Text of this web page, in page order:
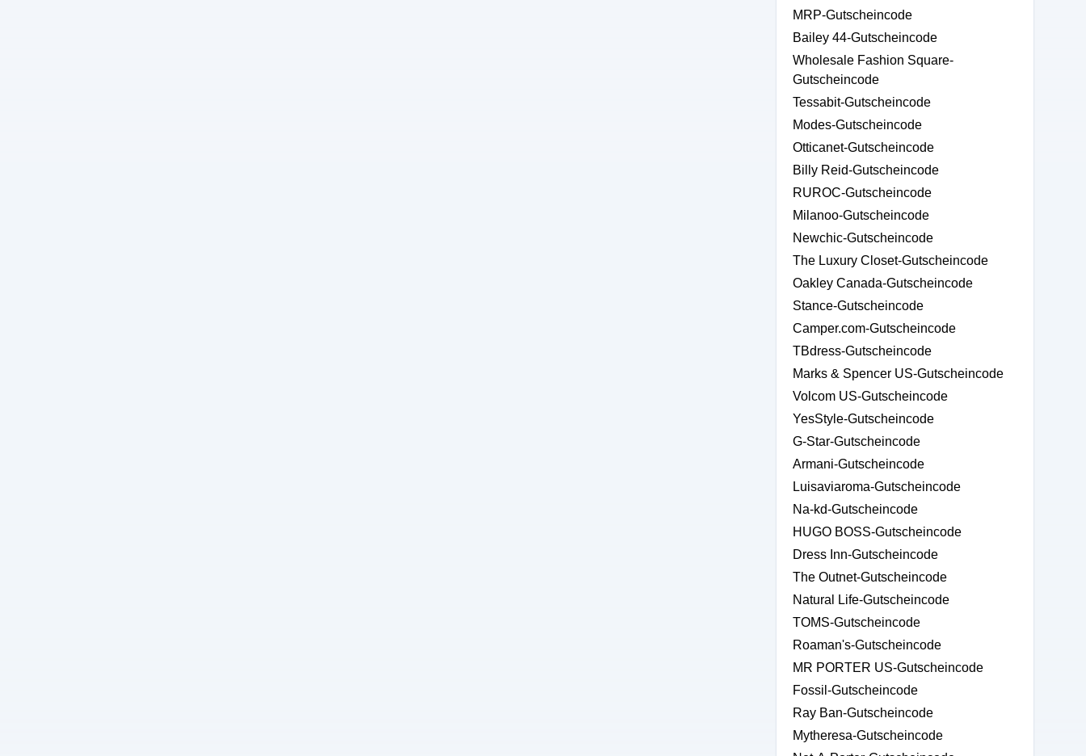
MRP-Gutscheincode
Bailey 44-Gutscheincode
Wholesale Fashion Square-
Gutscheincode
Tessabit-Gutscheincode
Modes-Gutscheincode
Otticanet-Gutscheincode
Billy Reid-Gutscheincode
RUROC-Gutscheincode
Milanoo-Gutscheincode
Newchic-Gutscheincode
The Luxury Closet-Gutscheincode
Oakley Canada-Gutscheincode
Stance-Gutscheincode
Camper.com-Gutscheincode
TBdress-Gutscheincode
Marks & Spencer US-Gutscheincode
Volcom US-Gutscheincode
YesStyle-Gutscheincode
G-Star-Gutscheincode
Armani-Gutscheincode
Luisaviaroma-Gutscheincode
Na-kd-Gutscheincode
HUGO BOSS-Gutscheincode
Dress Inn-Gutscheincode
The Outnet-Gutscheincode
Natural Life-Gutscheincode
TOMS-Gutscheincode
Roaman's-Gutscheincode
MR PORTER US-Gutscheincode
Fossil-Gutscheincode
Ray Ban-Gutscheincode
Mytheresa-Gutscheincode